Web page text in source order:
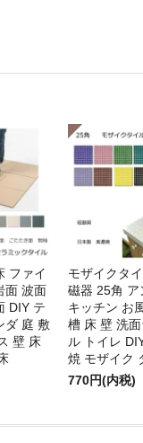
ファイ
面 波面
DIY テ
ダ 庭 敷
壁 床
モザイクタ
磁器 25角 ア
キッチン お
槽 床 壁 洗
ル トイレ
焼 モザイク
770円(内税)